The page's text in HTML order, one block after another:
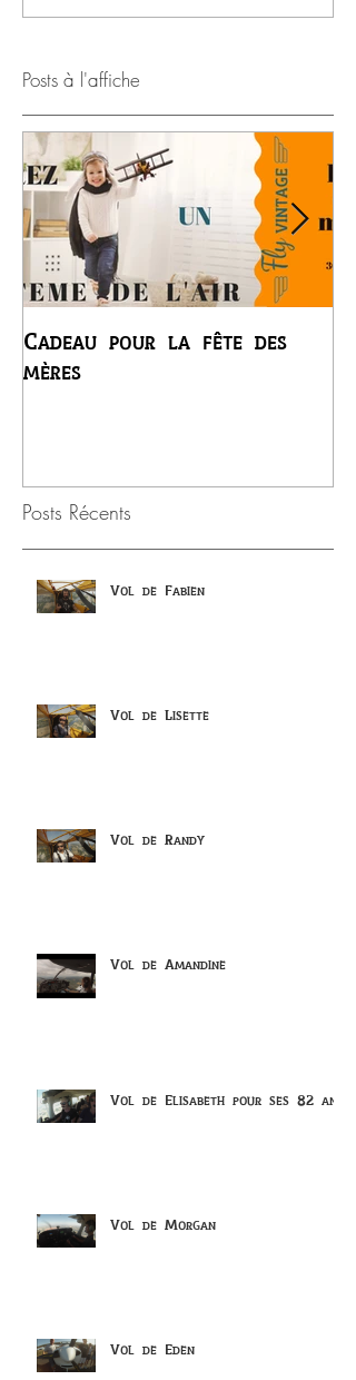
Posts à l'affiche
Cadeau pour la fête des
mères
Posts Récents
Vol de Fabien
Vol de Lisette
Vol de Randy
Vol de Amandine
Vol de Elisabeth pour ses 82 ans
Vol de Morgan
Vol de Eden